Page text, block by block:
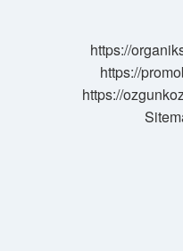
https://
https://
https://